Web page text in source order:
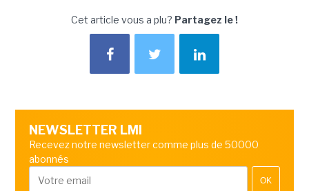
Cet article vous a plu? Partagez le !
NEWSLETTER LMI
Recevez notre newsletter comme plus de 50000
abonnés
OK